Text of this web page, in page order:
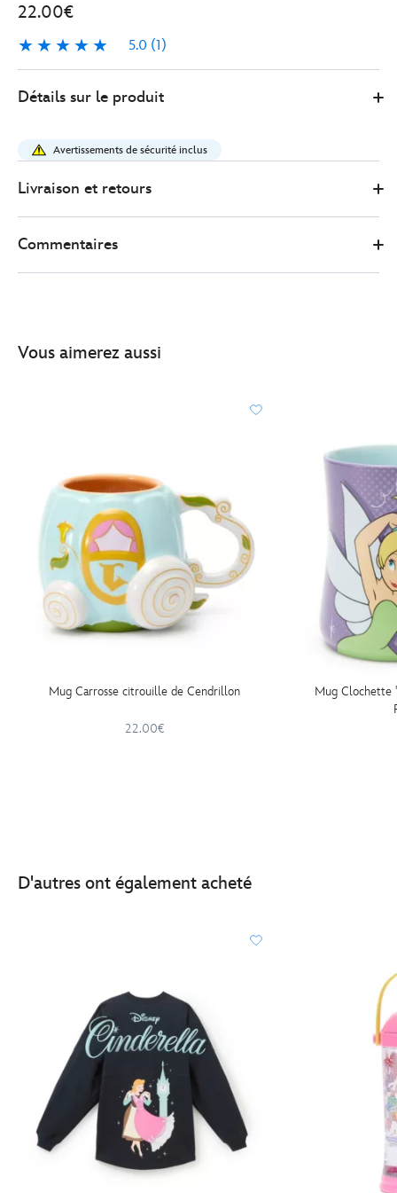
22.00€
5.0 (1)
5.0
1
Store
22.00
cendrillon-
minuit-
433111108899.html
Détails sur le produit
Avertissements de sécurité inclus
Livraison et retours
Commentaires
Vous aimerez aussi
Mug Carrosse citrouille de Cendrillon
22.00€
Mug Clochette
D'autres ont également acheté